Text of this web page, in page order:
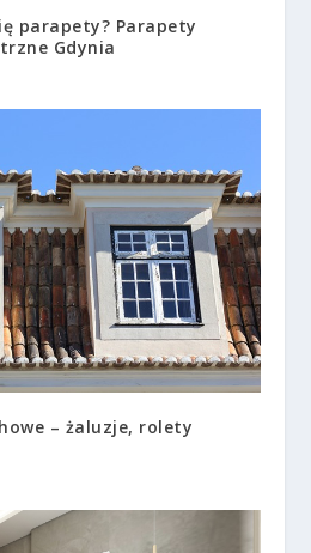
parapety? Parapety
Gdynia
– żaluzje, rolety